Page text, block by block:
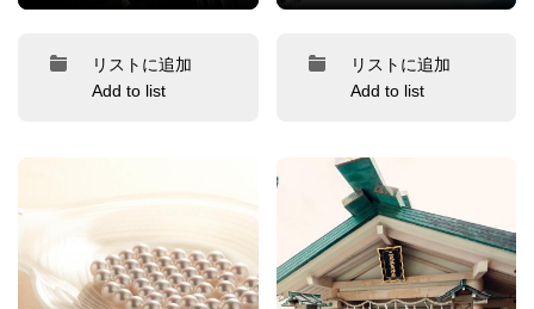
リストに追加
Add to list
リストに追加
Add to list